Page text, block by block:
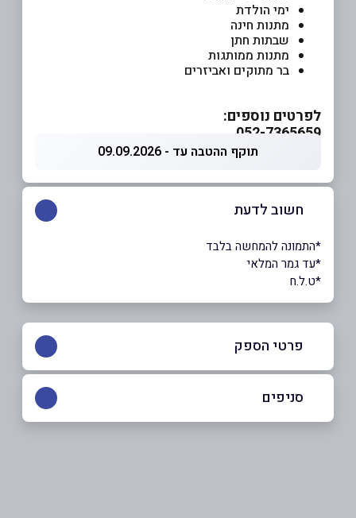
ימי הולדת
מתנות חינה
שבתות חתן
מתנות ממותגות
בר מתוקים ואביזרים
לפרטים נוספים:
052-7365659
תוקף ההטבה עד - 09.09.2026
חשוב לדעת
*התמונה להמחשה בלבד
*עד גמר המלאי
*ט.ל.ח
פרטי הספק
סניפים